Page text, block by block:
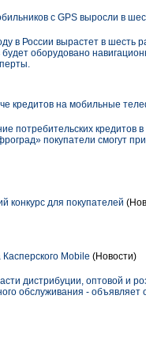
с GPS выросли в
в России вырастет в шесть
оборудовано
кредитов на мобильные
кредитов в
покупатели смогут
для покупателей
Mobile (Новости)
дистрибуции, оптовой и
обслуживания -